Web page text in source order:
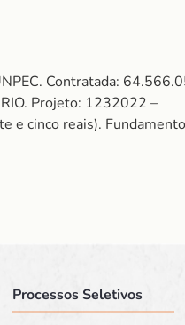
Contratada:
Projeto: 1232022 –
e cinco reais).
Processos Seletivos